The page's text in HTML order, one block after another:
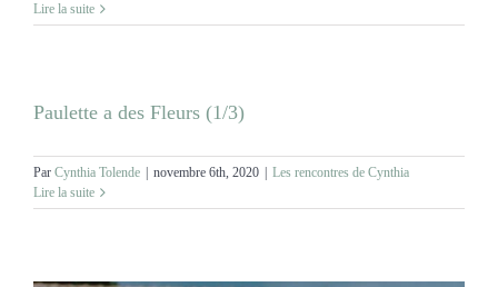
Lire la suite
Paulette a des Fleurs (1/3)
Par Cynthia Tolende novembre 6th, 2020
Les rencontres de Cynthia
Lire la suite